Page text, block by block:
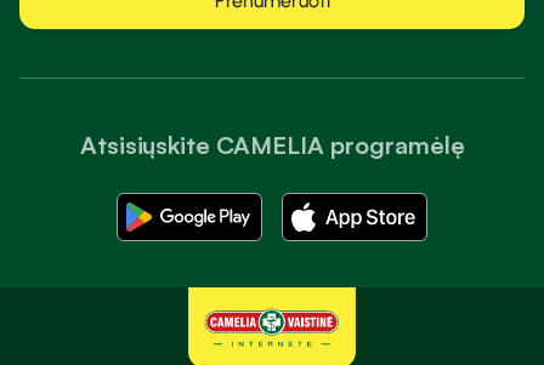
Atsisiųskite CAMELIA programėlę